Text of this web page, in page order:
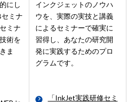
にし
ミナ
ミナ
術を
ま
インクジェットのノウハ
ウを、実際の実技と講義
によるセミナーで確実に
習得し、あなたの研究開
発に実践するためのプロ
グラムです。
「InkJet実践研修セミ